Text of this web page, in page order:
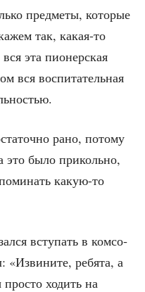
пред­ме­ты, кото­рые
так, какая-то
эта пио­нер­ская
вся вос­пи­та­тель­ная
рано, пото­му
это было при­коль­но,
какую-то
всту­пать в ком­со­
«Изви­ни­те, ребя­та, а
ходить на